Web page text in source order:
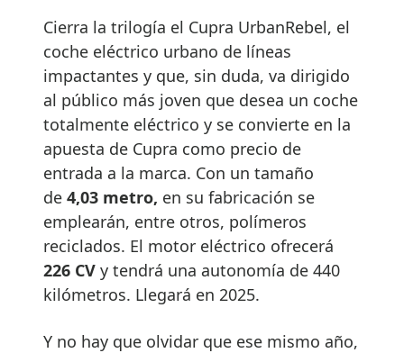
Cierra la trilogía el Cupra UrbanRebel, el
coche eléctrico urbano de líneas
impactantes y que, sin duda, va dirigido
al público más joven que desea un coche
totalmente eléctrico y se convierte en la
apuesta de Cupra como precio de
entrada a la marca. Con un tamaño
de 4,03 metro, en su fabricación se
emplearán, entre otros, polímeros
reciclados. El motor eléctrico ofrecerá
226 CV y tendrá una autonomía de 440
kilómetros. Llegará en 2025.
Y no hay que olvidar que ese mismo año,